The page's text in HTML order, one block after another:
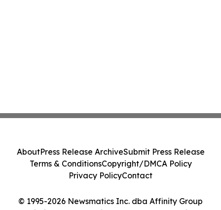
© 1995-2026 Newsmatics Inc. dba Affinity Group
AboutPress Release ArchiveSubmit Press Release
Terms & ConditionsCopyright/DMCA Policy
Privacy PolicyContact